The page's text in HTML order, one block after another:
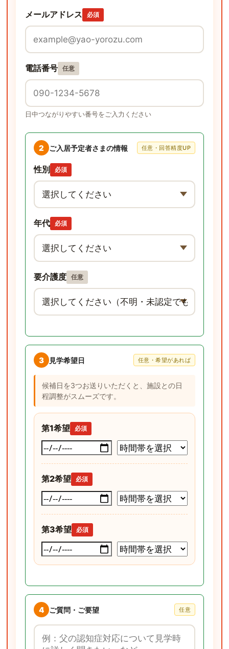
メールアドレス 必須
電話番号 任意
日中つながりやすい番号をご入力ください
2 ご入居予定者さまの情報 任意・回答精度UP
性別 必須
年代 必須
要介護度 任意
3 見学希望日 任意・希望があれば
候補日を3つお送りいただくと、施設との日
程調整がスムーズです。
第1希望 必須
第2希望 必須
第3希望 必須
4 ご質問・ご要望 任意
ご質問・ご要望